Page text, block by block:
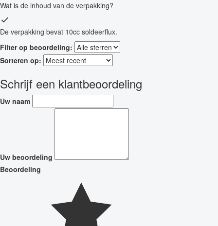
Wat is de inhoud van de verpakking?
De verpakking bevat 10cc soldeerflux.
Filter op beoordeling:
Sorteren op:
Schrijf een klantbeoordeling
Uw naam
Uw beoordeling
Beoordeling